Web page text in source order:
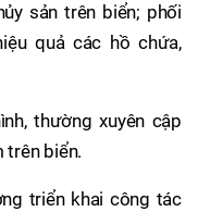
sản trên biển; phối
quả các hồ chứa,
thường xuyên cập
trên biển.
triển khai công tác